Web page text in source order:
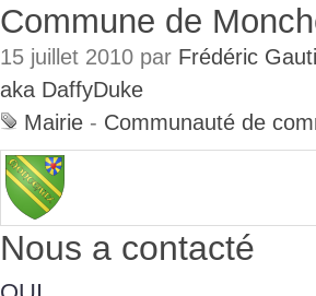
Commune de
15 juillet 2010 par Frédéric
aka DaffyDuke
Mairie - Communauté de
Nous a contacté